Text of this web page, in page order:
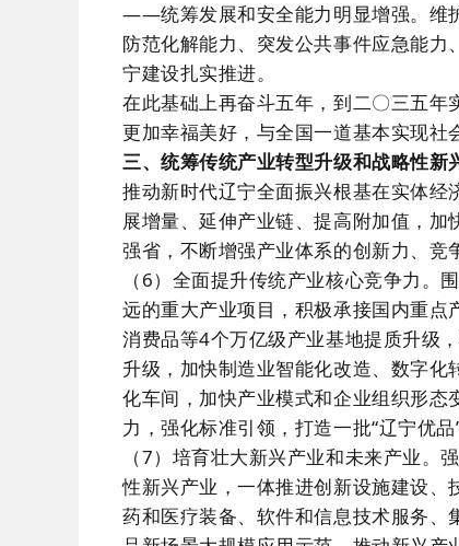
——统筹发展和安全能力明显增强。维
防范化解能力、突发公共事件应急能
宁建设扎实推进。
在此基础上再奋斗五年，到二〇三五
更加幸福美好，与全国一道基本实现社
三、统筹传统产业转型升级和战略性
推动新时代辽宁全面振兴根基在实体
展增量、延伸产业链、提高附加值，
强省，不断增强产业体系的创新力、竞
（6）全面提升传统产业核心竞争力
远的重大产业项目，积极承接国内重
消费品等4个万亿级产业基地提质升级
升级，加快制造业智能化改造、数字
化车间，加快产业模式和企业组织形
力，强化标准引领，打造一批“辽宁优品”
（7）培育壮大新兴产业和未来产业
性新兴产业，一体推进创新设施建设
药和医疗装备、软件和信息技术服务